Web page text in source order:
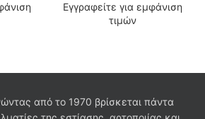
Εγγραφείτε για εμφάνιση
τιμών
από το 1970 βρίσκεται πάντα